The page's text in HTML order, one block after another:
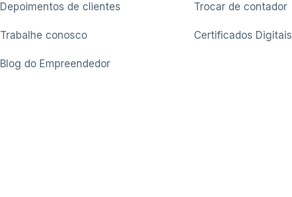
Depoimentos de clientes
Trabalhe conosco
Blog do Empreendedor
Trocar de contador
Certificados Digitais